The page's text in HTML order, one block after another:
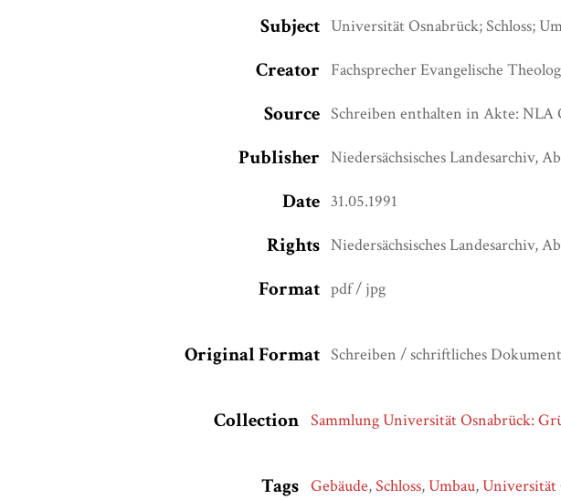
Subject Universität Osnabrück; Schloss;
Creator Fachsprecher Evangelische
Source Schreiben enthalten in Akte: NLA
Publisher Niedersächsisches Landesarchiv,
Date 31.05.1991
Rights Niedersächsisches Landesarchiv,
Format pdf / jpg
Original Format Schreiben / schriftliches Dokument
Collection Sammlung Universität Osnabrück:
Tags Gebäude,Schloss,Umbau,Universität